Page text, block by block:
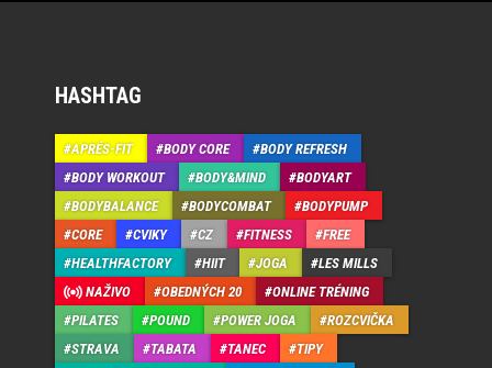
HASHTAG
APRÉS-FIT BODY CORE
BODY REFRESH
BODY WORKOUT
BODY&MIND
BODYART
BODYBALANCE
BODYCOMBAT
BODYPUMP
CORE
CVIKY CZ FITNESS
FREE
HEALTHFACTORY
HIIT JOGA
LES MILLS
NAŽIVO
OBEDNÝCH 20
ONLINE TRÉNING
PILATES
POUND POWER JOGA
ROZCVIČKA
STRAVA
TABATA TANEC
TIPY